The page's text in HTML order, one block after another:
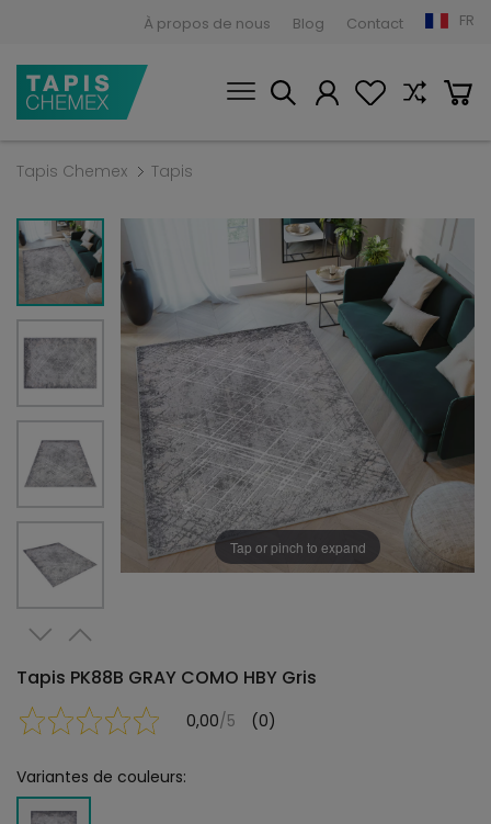
À propos de nous Blog Contact FR
Tapis Chemex Tapis
Tap or pinch to expand
Tapis PK88B GRAY COMO HBY Gris
0,00/5 (0)
Variantes de couleurs: